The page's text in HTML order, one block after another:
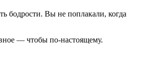
бодрости. Вы не поплакали, когда
— чтобы по-настоящему.